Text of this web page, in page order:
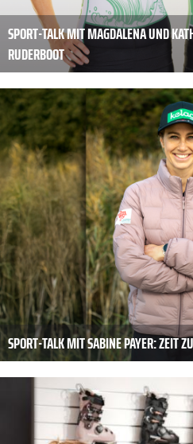
SPORT-TALK MIT MAGDALENA UND
RUDERBOOT
SPORT-TALK MIT SABINE PAYER: ZEIT